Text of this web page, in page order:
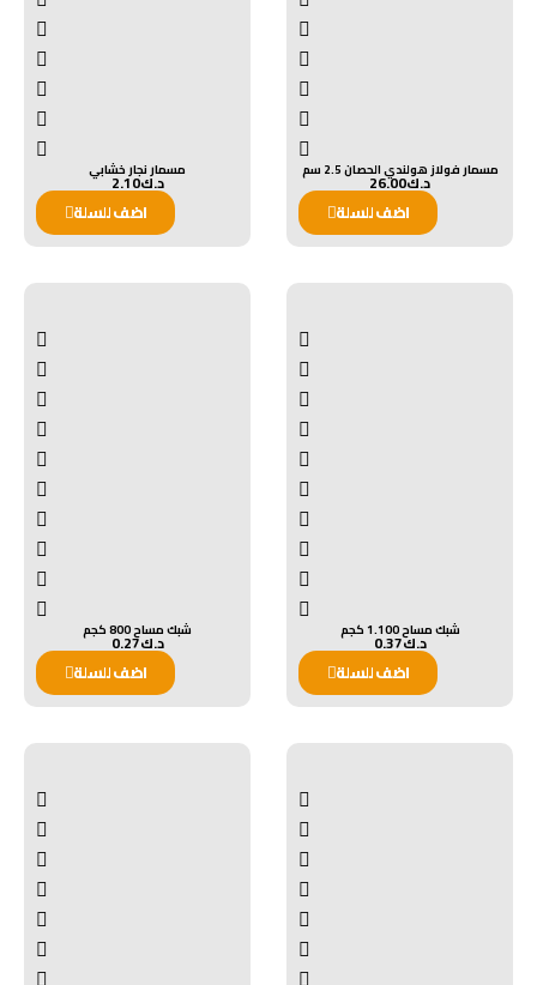
مسمار نجار خشابي
2.10د.ك
اضف للسلة
مسمار فولاز هولندي الحصان 2.5 سم
26.00د.ك
اضف للسلة
شبك مساح 800 كجم0.27د.ك
اضف للسلة
شبك مساح 1.100 كجم0.37د.ك
اضف للسلة